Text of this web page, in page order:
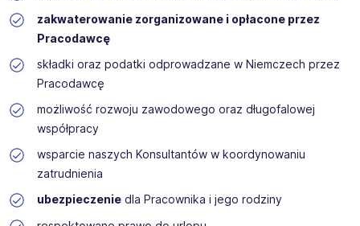
zakwaterowanie zorganizowane i opłacone przez
Pracodawcę
składki oraz podatki odprowadzane w Niemczech przez
Pracodawcę
możliwość rozwoju zawodowego oraz długofalowej
współpracy
wsparcie naszych Konsultantów w koordynowaniu
zatrudnienia
ubezpieczeniedla Pracownika i jego rodziny